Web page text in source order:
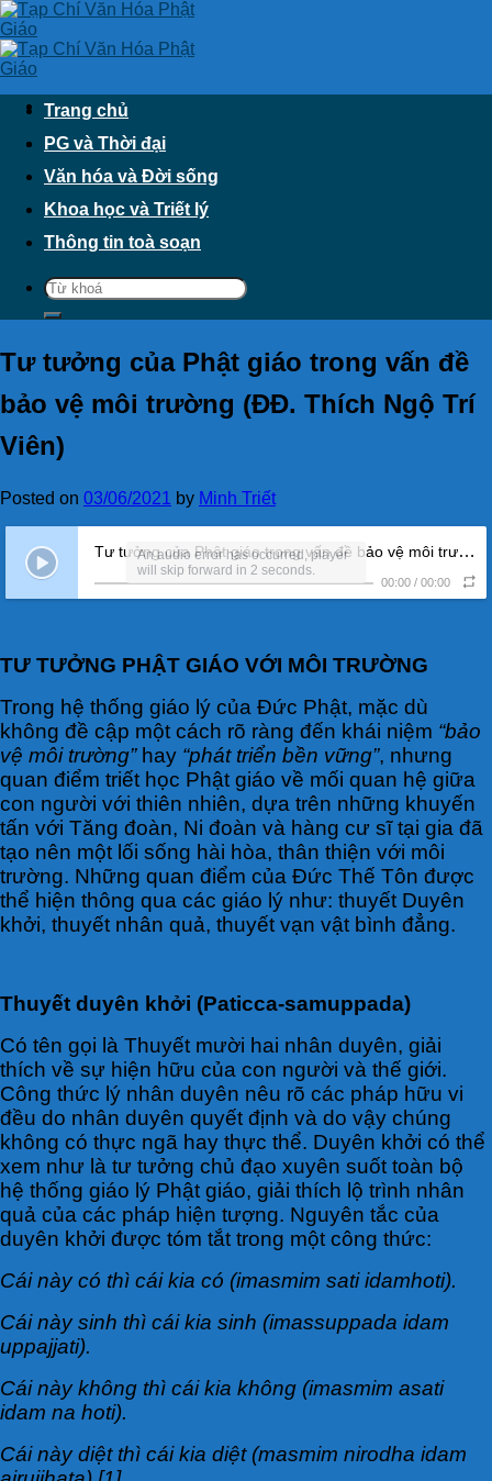
Skip
to
content
Trang chủ
PG và Thời đại
Văn hóa và Đời sống
Khoa học và Triết lý
Thông tin toà soạn
Tư tưởng của Phật giáo trong vấn đề
bảo vệ môi trường (ĐĐ. Thích Ngộ Trí
Viên)
Posted on 03/06/2021 by Minh Triết
Tư tưởng của Phật giáo trong vấn đề bảo vệ môi trường (ĐĐ. Thích Ngộ Trí Viên)
00:00 / 00:00
An audio error has occurred, player
will skip forward in 2 seconds.
TƯ TƯỞNG PHẬT GIÁO VỚI MÔI TRƯỜNG
Trong hệ thống giáo lý của Đức Phật, mặc dù
không đề cập một cách rõ ràng đến khái niệm “bảo
vệ môi trường”hay “phát triển bền vững”, nhưng
quan điểm triết học Phật giáo về mối quan hệ giữa
con người với thiên nhiên, dựa trên những khuyến
tấn với Tăng đoàn, Ni đoàn và hàng cư sĩ tại gia đã
tạo nên một lối sống hài hòa, thân thiện với môi
trường. Những quan điểm của Đức Thế Tôn được
thể hiện thông qua các giáo lý như: thuyết Duyên
khởi, thuyết nhân quả, thuyết vạn vật bình đẳng.
Thuyết duyên khởi (Paticca-samuppada)
Có tên gọi là Thuyết mười hai nhân duyên, giải
thích về sự hiện hữu của con người và thế giới.
Công thức lý nhân duyên nêu rõ các pháp hữu vi
đều do nhân duyên quyết định và do vậy chúng
không có thực ngã hay thực thể. Duyên khởi có thể
xem như là tư tưởng chủ đạo xuyên suốt toàn bộ
hệ thống giáo lý Phật giáo, giải thích lộ trình nhân
quả của các pháp hiện tượng. Nguyên tắc của
duyên khởi được tóm tắt trong một công thức:
Cái này có thì cái kia có (imasmim sati idamhoti).
Cái này sinh thì cái kia sinh (imassuppada idam
uppajjati).
Cái này không thì cái kia không (imasmim asati
idam na hoti).
Cái này diệt thì cái kia diệt (masmim nirodha idam